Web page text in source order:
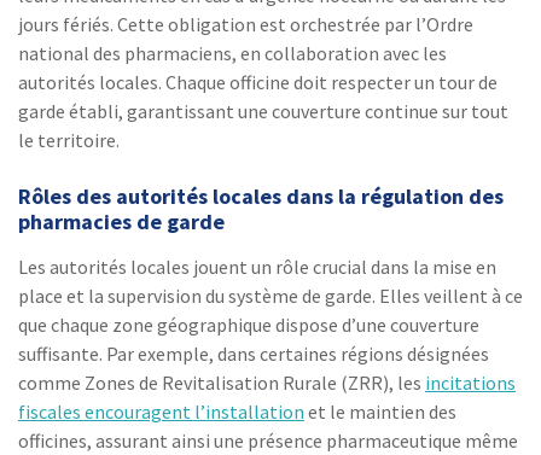
jours fériés. Cette obligation est orchestrée par l’Ordre
national des pharmaciens, en collaboration avec les
autorités locales. Chaque officine doit respecter un tour de
garde établi, garantissant une couverture continue sur tout
le territoire.
Rôles des autorités locales dans la régulation des
pharmacies de garde
Les autorités locales jouent un rôle crucial dans la mise en
place et la supervision du système de garde. Elles veillent à ce
que chaque zone géographique dispose d’une couverture
suffisante. Par exemple, dans certaines régions désignées
comme Zones de Revitalisation Rurale (ZRR), les incitations
fiscales encouragent l’installation et le maintien des
officines, assurant ainsi une présence pharmaceutique même